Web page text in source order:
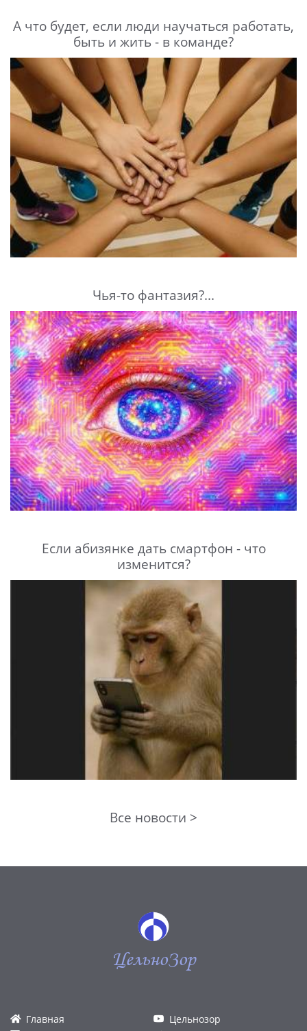
А что будет, если люди научаться работать,
быть и жить - в команде?
Чья-то фантазия?...
Если абизянке дать смартфон - что
изменится?
Все новости >
ЦельноЗор
Главная
Цельнозор